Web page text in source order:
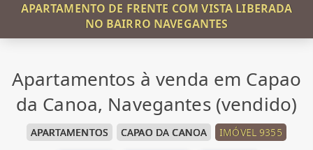
APARTAMENTO DE FRENTE COM VISTA LIBERADA
NO BAIRRO NAVEGANTES
Apartamentos à venda em Capao
da Canoa, Navegantes (vendido)
APARTAMENTOS CAPAO DA CANOA IMÓVEL 9355